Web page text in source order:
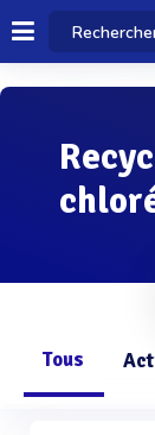
Tous